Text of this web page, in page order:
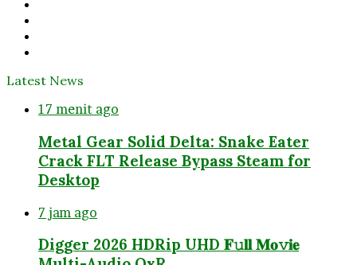
Latest News
17 menit ago
Metal Gear Solid Delta: Snake Eater
Crack FLT Release Bypass Steam for
Desktop
7 jam ago
Digger 2026 HDRip UHD 𝐅𝚞𝐥𝐥 𝐌𝐨𝚟𝐢𝐞